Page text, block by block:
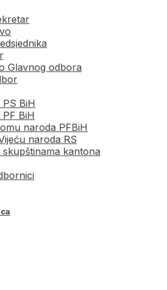
Glavnog odbora
BiH
BiH
naroda PFBiH
naroda RS
kantona